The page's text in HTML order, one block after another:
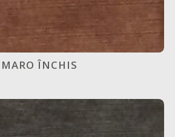
MARO ÎNCHIS